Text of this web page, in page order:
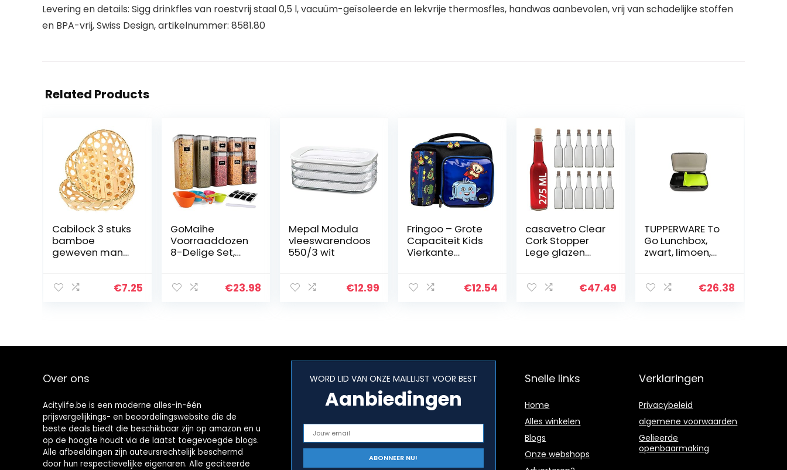
Levering en details: Sigg drinkfles van roestvrij staal 0,5 l, vacuüm-geïsoleerde en lekvrije thermosfles, handwas aanbevolen, vrij van schadelijke stoffen
en BPA-vrij, Swiss Design, artikelnummer: 8581.80
Related Products
Cabilock 3 stuks
bamboe
geweven mand
geweven
ovaal…
€7.25
GoMaihe
Voorraaddozen
8-Delige Set,
luchtdicht,
Bewaren…
€23.98
Mepal Modula
vleeswarendoos
550/3 wit
€12.99
Fringoo – Grote
Capaciteit Kids
Vierkante
Lunchbox |
€12.54
casavetro Clear
Cork Stopper
Lege glazen
navulbare
€47.49
TUPPERWARE To
Go Lunchbox,
zwart, limoen,
sandwich doos
€26.38
Over ons
Acitylife.be is een moderne alles-in-één
prijsvergelijkings- en beoordelingswebsite die de
beste deals biedt die beschikbaar zijn op amazon en u
op de hoogte houdt via de laatst toegevoegde blogs.
Alle afbeeldingen zijn auteursrechtelijk beschermd
door hun respectievelijke eigenaren. Alle geciteerde
WORD LID VAN ONZE MAILLIJST VOOR BEST
Aanbiedingen
Snelle links
Home
Alles winkelen
Blogs
Onze webshops
Verklaringen
Privacybeleid
algemene voorwaarden
Gelieerde
openbaarmaking